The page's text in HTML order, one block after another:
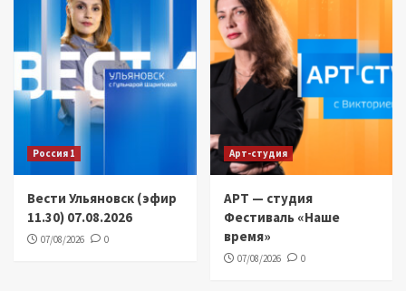
Россия 1
Вести Ульяновск (эфир
11.30) 07.08.2026
07/08/2026 0
Арт-студия
АРТ — студия
Фестиваль «Наше
время»
07/08/2026 0